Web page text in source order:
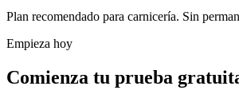
Plan recomendado para carnicería. Sin
Empieza hoy
Comienza tu prueba